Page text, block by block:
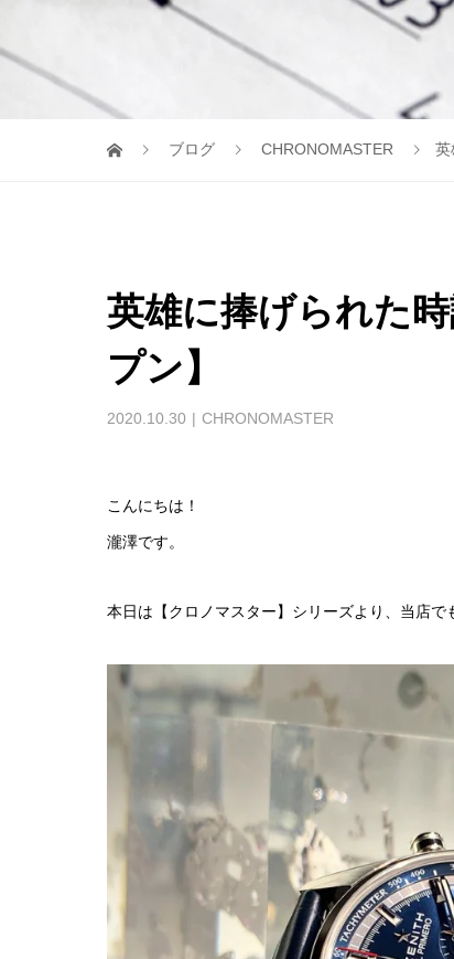
ブログ CHRONOMASTER 英
英雄に捧げられた
プン】
2020.10.30 CHRONOMASTER
こんにちは！
瀧澤です。
本日は【クロノマスター】シリーズより、当店で